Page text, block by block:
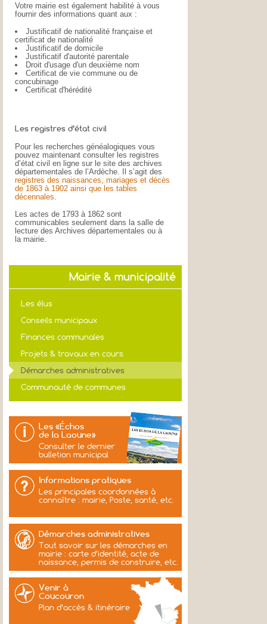
Votre mairie est également habilité à vous
fournir des informations quant aux :
Justificatif de nationalité française et
certificat de nationalité
Justificatif de domicile
Justificatif d'autorité parentale
Droit d'usage d'un deuxième nom
Certificat de vie commune ou de
concubinage
Certificat d'hérédité
Les registres d’état civil
Pour les recherches généalogiques vous
pouvez maintenant consulter les registres
d’état civil en ligne sur le site des archives
départementales de l’Ardèche. Il s’agit des
registres des naissances, mariages et décès
de 1863 à 1902 ainsi que les tables
décennales
Les actes de 1793 à 1862 sont
communicables seulement dans la salle de
lecture des Archives départementales ou à
la mairie.
Mairie & municipalité
Les élus
Conseils municipaux
Finances communales
Projets & travaux en cours
Démarches administratives
Communauté de communes
Les «Échos
de la Laoune»
Consulter le dernier
bulletion municipal
Informations pratiques
Les principales coordonnées à
connaître : mairie, Poste, santé, etc.
Démarches administratives
Tout savoir sur les démarches en
mairie : carte d’identité, acte de
naissance, permis de construire, etc.
Venir à
Coucouron
Plan d’accès & itinéraire